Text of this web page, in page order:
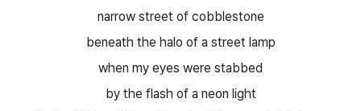
narrow street of cobblestone
beneath the halo of a street lamp
when my eyes were stabbed
by the flash of a neon light